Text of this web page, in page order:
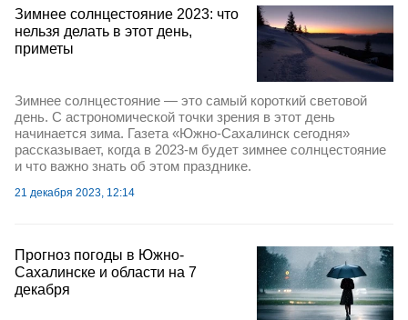
Зимнее солнцестояние 2023: что
нельзя делать в этот день,
приметы
Зимнее солнцестояние — это самый короткий световой
день. С астрономической точки зрения в этот день
начинается зима. Газета «Южно-Сахалинск сегодня»
рассказывает, когда в 2023-м будет зимнее солнцестояние
и что важно знать об этом празднике.
21 декабря 2023, 12:14
Прогноз погоды в Южно-
Сахалинске и области на 7
декабря